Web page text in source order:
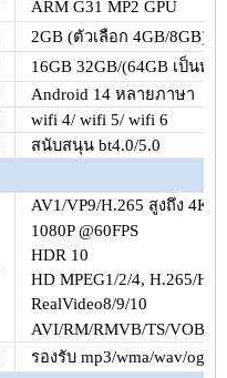
ARM G31 MP2 GPU
2GB (ตัวเลือก 4GB/8GB)
16GB 32GB/(64GB เป็นทา
Android 14 หลายภาษา
wifi 4/ wifi 5/ wifi 6
สนับสนุน bt4.0/5.0
AV1/VP9/H.265 สูงถึง
1080P @60FPS
HDR 10
HD MPEG1/2/4, H.265/
RealVideo8/9/10
AVI/RM/RMVB/TS/VOB/
รองรับ mp3/wma/wav/ogg/